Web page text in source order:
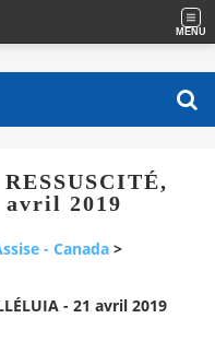
MENU
2019
- Canada >
- 21 avril 2019